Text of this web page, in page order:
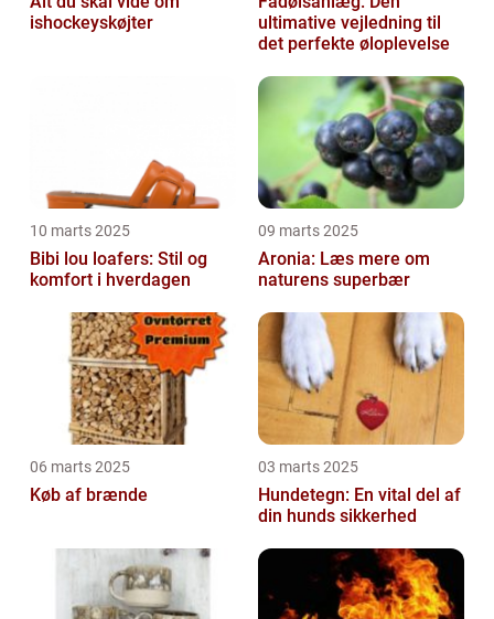
ishockeyskøjter
ultimative vejledning til
det perfekte øloplevelse
10 marts 2025
Bibi lou loafers: Stil og
komfort i hverdagen
09 marts 2025
Aronia: Læs mere om
naturens superbær
06 marts 2025
Køb af brænde
03 marts 2025
Hundetegn: En vital del af
din hunds sikkerhed